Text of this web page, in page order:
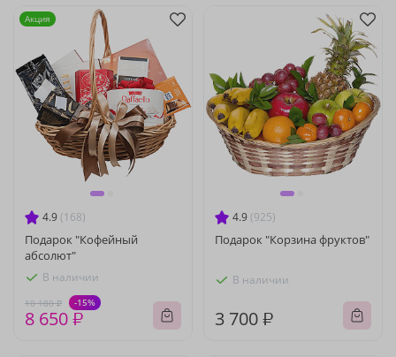
4.9 (168)
Подарок "Кофейный
абсолют"
В наличии
10 180 ₽ -15%
8 650 ₽
Акция
4.9 (925)
Подарок "Корзина фруктов"
В наличии
3 700 ₽